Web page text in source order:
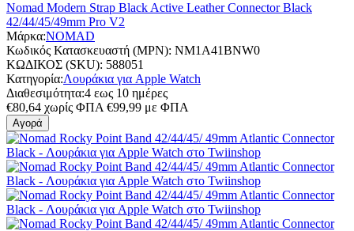
Nomad Modern Strap Black Active Leather Connector Black
42/44/45/49mm Pro V2
Μάρκα:NOMAD
Κωδικός Κατασκευαστή (MPN): NM1A41BNW0
ΚΩΔΙΚΟΣ (SKU): 588051
Κατηγορία:Λουράκια για Apple Watch
Διαθεσιμότητα:4 εως 10 ημέρες
€80,64 χωρίς ΦΠΑ €99,99 με ΦΠΑ
Αγορά